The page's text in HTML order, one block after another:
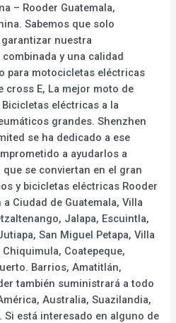
– Rooder Guatemala,
Sabemos que solo
nuestra
y una calidad
para motocicletas eléctricas
cross E, La mejor moto de
eléctricas a la
grandes. Shenzhen
se ha dedicado a ese
a ayudarlos a
se conviertan en el gran
y bicicletas eléctricas Rooder
Ciudad de Guatemala, Villa
Jalapa, Escuintla,
San Miguel Petapa, Villa
Coatepeque,
Barrios, Amatitlán,
también suministrará a todo
Australia, Suazilandia,
Si está interesado en alguno de